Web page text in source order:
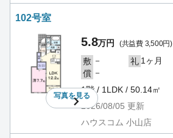
102号室
写真を見る
5.8万円 (共益費 3,500円)
敷 － 礼 1ヶ月
償 －
1階 / 1LDK / 50.14㎡
2026/08/05 更新
ハウスコム 小山店